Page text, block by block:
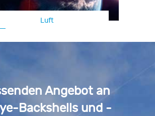
Luft
Angebot an
Backshells und -